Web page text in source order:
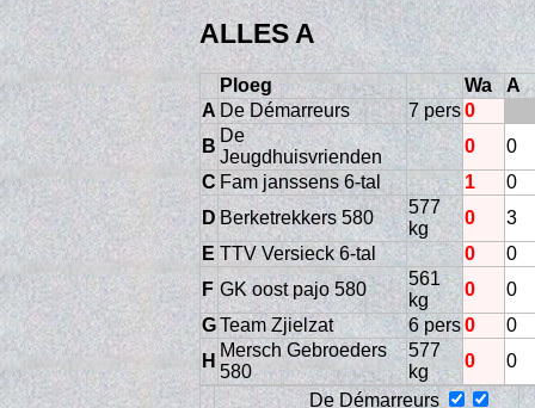
ALLES A
Ploeg Wa
A
A De Démarreurs 7 pers 0
B
De
Jeugdhuisvrienden
0
0
C Fam janssens 6-tal 1
0
D Berketrekkers 580
577
kg
0
3
E TTV Versieck 6-tal 0
0
F GK oost pajo 580
561
kg
0
0
G Team Zjielzat 6 pers 0
0
H
Mersch Gebroeders
580
577
kg
0
0
De Démarreurs